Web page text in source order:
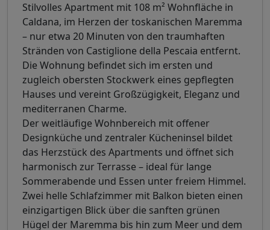
Stilvolles Apartment mit 108 m² Wohnfläche in
Caldana, im Herzen der toskanischen Maremma
– nur etwa 20 Minuten von den traumhaften
Stränden von Castiglione della Pescaia entfernt.
Die Wohnung befindet sich im ersten und
zugleich obersten Stockwerk eines gepflegten
Hauses und vereint Großzügigkeit, Eleganz und
mediterranen Charme.
Der weitläufige Wohnbereich mit offener
Designküche und zentraler Kücheninsel bildet
das Herzstück des Apartments und öffnet sich
harmonisch zur Terrasse – ideal für lange
Sommerabende und Essen unter freiem Himmel.
Zwei helle Schlafzimmer mit Balkon bieten einen
einzigartigen Blick über die sanften grünen
Hügel der Maremma bis hin zum Meer und dem